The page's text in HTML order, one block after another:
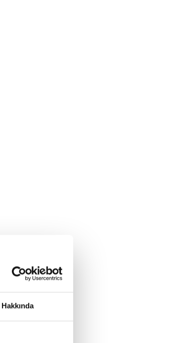
Hakkında